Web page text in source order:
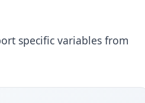
specific variables from